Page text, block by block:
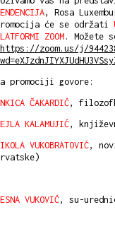
, Rosa
će se održati
ZOOM . Možete
https://zoom.us/j/
promociji govore:
ČAKARDIĆ,
KALAMUJIĆ,
VUKOBRATOVIĆ,
VUKOVIĆ, su-